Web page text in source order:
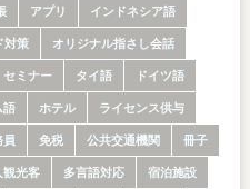
アプリ
インドネシア語
対策
オリジナル指さし会話
セミナー タイ語
ドイツ語
語 ホテル
ライセンス供与
員 免税 公共交通機関
冊子
観光客 多言語対応
宿泊施設